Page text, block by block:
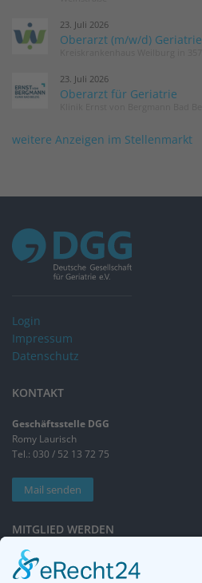
23. Juli 2026
Oberarzt (m/w/d) Geriatrie
23. Juli 2026
Oberarzt für Geriatrie
weitere Anzeigen im Stellenmarkt
Login
Impressum
Datenschutz
KONTAKT
Geschäftsstelle DGG
Romy Laurisch
Tel.: 030 / 52 13 72 75
Mail senden
MITGLIED WERDEN
Sieben gute Gründe
für Ihre Mitgliedschaft